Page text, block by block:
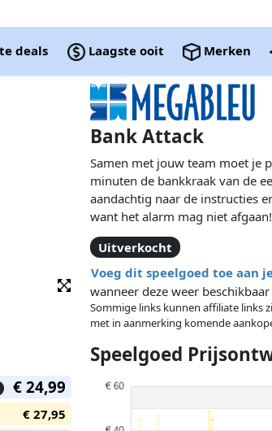
deals Laagste ooit Merken
Bank Attack
Samen met jouw team moet je
minuten de bankkraak van de
aandachtig naar de instructies
want het alarm mag niet
teamwork kunnen jullie de
Uitverkocht
Voeg dit speelgoed toe aan
wanneer deze weer beschikbaar
Sommige links kunnen affiliate links
met in aanmerking komende
€ 24,99
€ 27,95
Speelgoed